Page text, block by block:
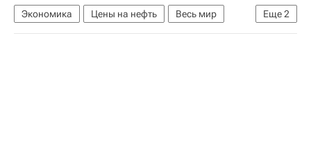
Еще2
Экономика Цены на нефть
Весь мир
Brent
WTI (нефть)